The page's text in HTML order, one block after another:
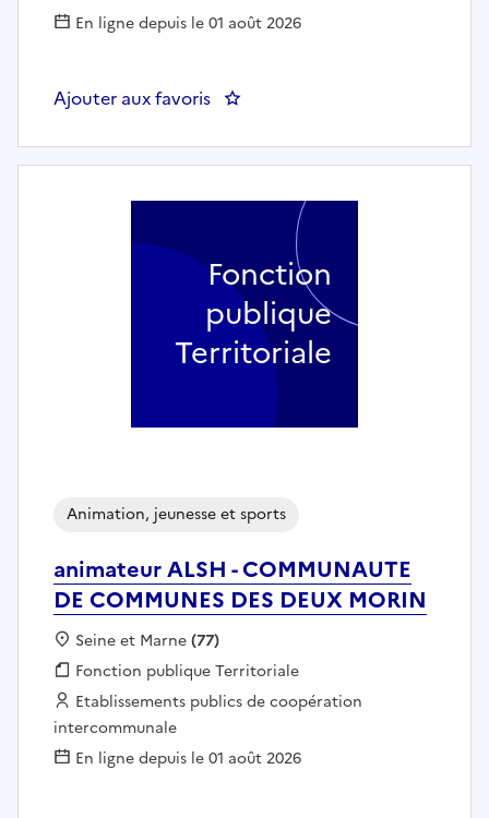
En ligne depuis le 01 août 2026
Ajouter aux favoris : Animateur-trice de loisirs en
animateur ALSH - COMMUNAUTE
DE COMMUNES DES DEUX MORIN
Animation, jeunesse et sports
Localisation :
Seine et Marne(77)
Fonction publique :
Fonction publique Territoriale
Employeur :
Etablissements publics de coopération
intercommunale
En ligne depuis le 01 août 2026
Fonction
publique
Territoriale